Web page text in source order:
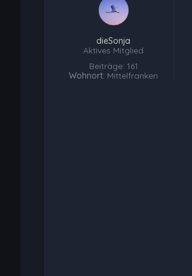
dieSonja
Aktives Mitglied
Beiträge: 161
Wohnort: Mittelfranken